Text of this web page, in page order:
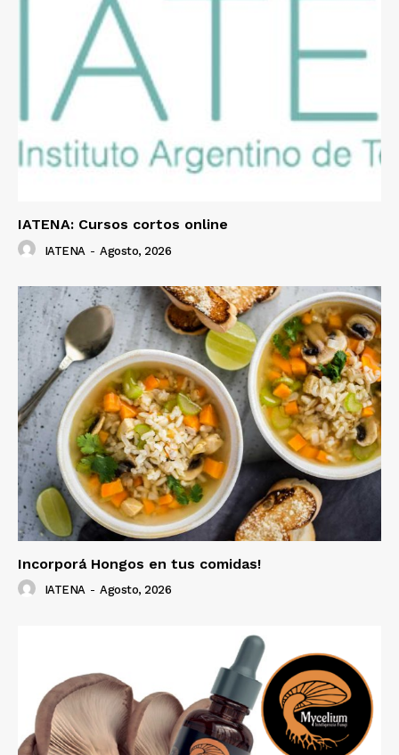
IATENA: Cursos cortos online
IATENA - Agosto, 2026
Incorporá Hongos en tus comidas!
IATENA - Agosto, 2026